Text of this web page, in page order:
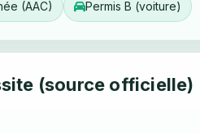
(AAC) Permis B (voiture)
(source officielle)